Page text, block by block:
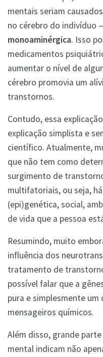
mentais seriam
no cérebro do indivíduo
monoaminérgica. Isso
medicamentos
aumentar o nível de
cérebro promovia um
transtornos.
Contudo, essa
explicação simplista e
científico. Atualmente,
que não tem como
surgimento de
multifatoriais, ou seja,
(epi)genética, social,
de vida que a pessoa
Resumindo, muito
influência dos
tratamento de
possível falar que a
pura e simplesmente um
mensageiros químicos.
Além disso, grande
mental indicam não